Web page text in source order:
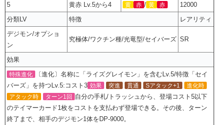
5
黄赤 Lv.5から4 黄 赤 / 黄 赤
12000
分類LV
特徴
レアリティ
デジモン/オプショ
ン
究極体/ワクチン種/光竜型/セイバーズ SR
効果
特殊進化
〔進化〕名称に「ライズグレイモン」を含むLv.5/特徴「セイ
バーズ」を持つLv.5:コスト3 効果 突進 貫通 Sアタック+1
進化時
アタック時
ターン1回 自分の手札/トラッシュから、登場コスト5以下
のテイマーカード1枚をコストを支払わず登場できる。その後、ターン
終了まで、相手のデジモン1体をDP-9000。